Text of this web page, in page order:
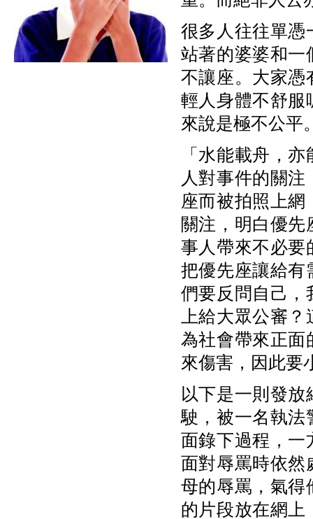
很多人往往單憑
站著的婆婆和一
不讓座。大家憑
輕人身體不舒服
來說是極不公平
「水能載舟，
人對事件的關
座而被拍照上
關注，明白優
事人帶來不必要
把優先座讓給有
們要反問自己，
上給大眾公審
為社會帶來正面
來傷害，因此要
以下是一則發
駛，被一名執法
面錄下過程，一
面對辱罵時依然
母的辱罵，氣得
的片段放在網上